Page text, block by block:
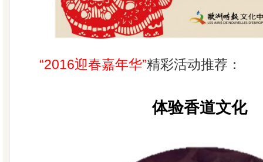
“2016迎春嘉年华”精彩活动推荐：
体验香道文化